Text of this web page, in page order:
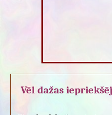
Vēl dažas